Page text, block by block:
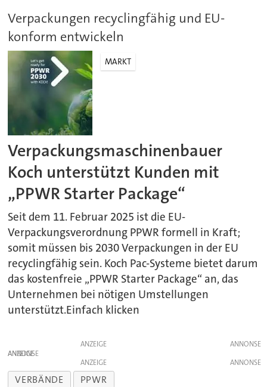
Verpackungen recyclingfähig und EU-
konform entwickeln
MARKT
Verpackungsmaschinenbauer
Koch unterstützt Kunden mit
„PPWR Starter Package“
Seit dem 11. Februar 2025 ist die EU-
Verpackungsverordnung PPWR formell in Kraft;
somit müssen bis 2030 Verpackungen in der EU
recyclingfähig sein. Koch Pac-Systeme bietet darum
das kostenfreie „PPWR Starter Package“ an, das
Unternehmen bei nötigen Umstellungen
unterstützt.Einfach klicken
ANZEIGE
ANZEIGE
ANZEIGE
VERBÄNDE
PPWR